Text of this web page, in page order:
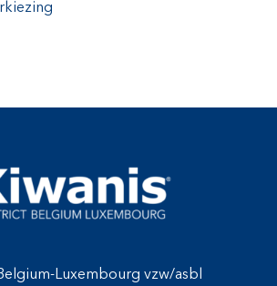
Luxembourg vzw/asbl